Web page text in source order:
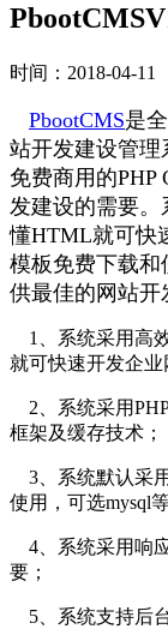
时间：2018-04-
PbootCMS是
站开发建设管
免费商用的PHP
发建设的需要
懂HTML就可快
模板免费下载和
供最佳的网站开
1、系统采用高
就可快速开发企业
2、系统采用
框架及缓存技术；
3、系统默认采
使用，可选mysql
4、系统采用响
要；
5、系统支持后